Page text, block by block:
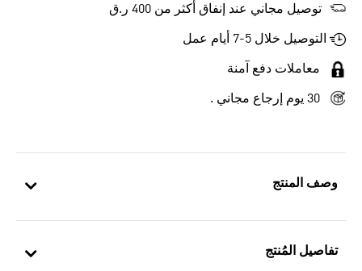
وصف المنتج
تفاصيل المُنتج
توصيل مجاني عند إنفاق أكثر من 400 ر.ق
التوصيل خلال 5-7 أيام عمل
معاملات دفع آمنة